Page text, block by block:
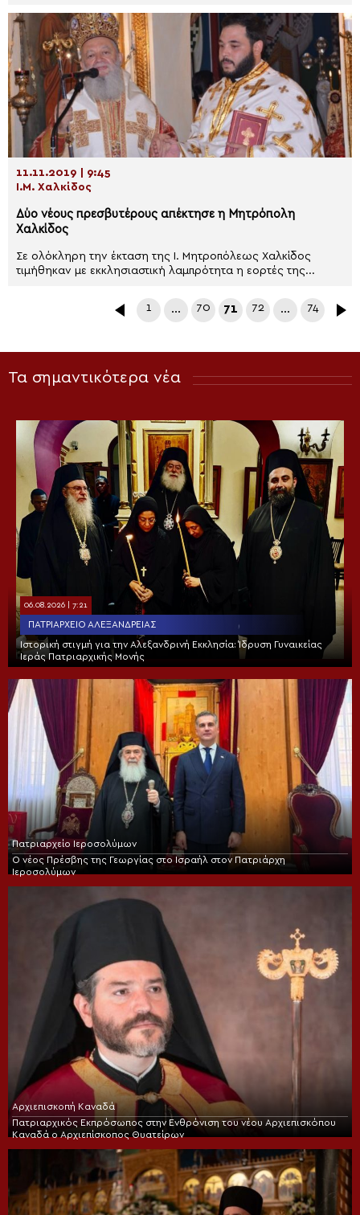
11.11.2019 | 9:45
Ι.Μ. Χαλκίδος
Δύο νέους πρεσβυτέρους απέκτησε η Μητρόπολη
Χαλκίδος
Σε ολόκληρη την έκταση της Ι. Μητροπόλεως Χαλκίδος
τιμήθηκαν με εκκλησιαστική λαμπρότητα η εορτές της...
1 … 70 71 72 … 74
Τα σημαντικότερα νέα
06.08.2026 | 7:21
ΠΑΤΡΙΑΡΧΕΊΟ ΑΛΕΞΑΝΔΡΕΊΑΣ
Ιστορική στιγμή για την Αλεξανδρινή Εκκλησία: Ίδρυση Γυναικείας
Ιεράς Πατριαρχικής Μονής
Πατριαρχείο Ιεροσολύμων
Ο νέος Πρέσβης της Γεωργίας στο Ισραήλ στον Πατριάρχη
Ιεροσολύμων
Αρχιεπισκοπή Καναδά
Πατριαρχικός Εκπρόσωπος στην Ενθρόνιση του νέου Αρχιεπισκόπου
Καναδά ο Αρχιεπίσκοπος Θυατείρων